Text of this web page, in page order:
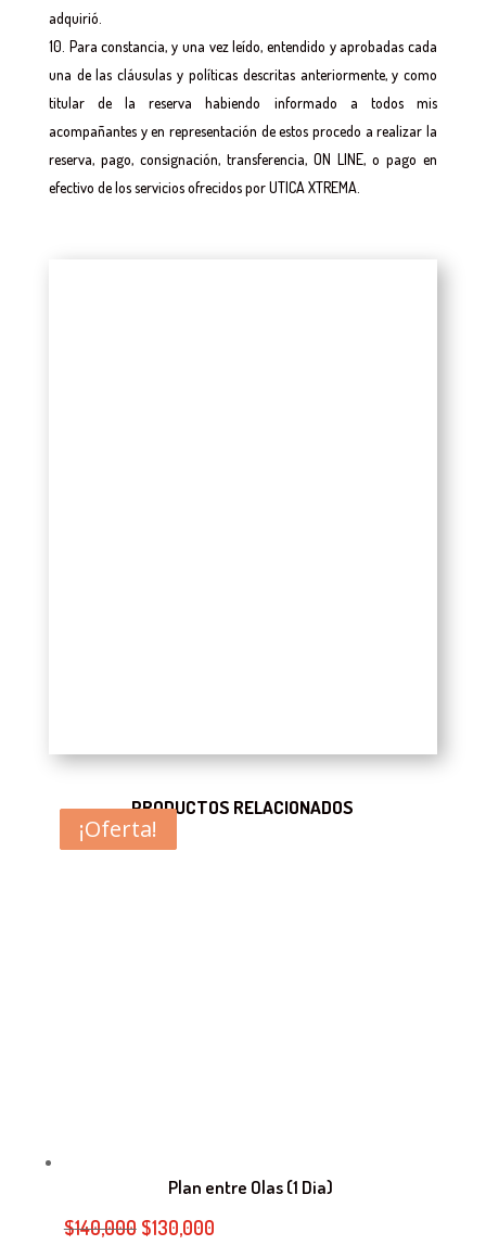
adquirió.
Para constancia, y una vez leído, entendido y aprobadas cada
una de las cláusulas y políticas descritas anteriormente, y como
titular de la reserva habiendo informado a todos mis
acompañantes y en representación de estos procedo a realizar la
reserva, pago, consignación, transferencia, ON LINE, o pago en
efectivo de los servicios ofrecidos por UTICA XTREMA.
PRODUCTOS RELACIONADOS
¡Oferta!
Plan entre Olas (1 Dia)
$140,000 El
$130,000El
¡Oferta!
¡Oferta!